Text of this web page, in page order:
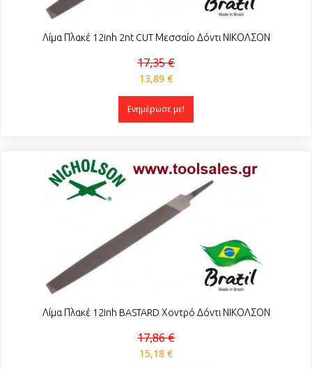
Λίμα Πλακέ 12inh 2nt CUT Μεσσαίο Δόντι ΝΙΚΟΛΣΟΝ
17,35 €
13,89 €
Ενημέρωσε με!
Λίμα Πλακέ 12inh BASTARD Χοντρό Δόντι ΝΙΚΟΛΣΟΝ
17,86 €
15,18 €